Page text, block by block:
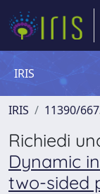
IRIS
IRIS 11390/
Richiedi
Dynamic
two-sided